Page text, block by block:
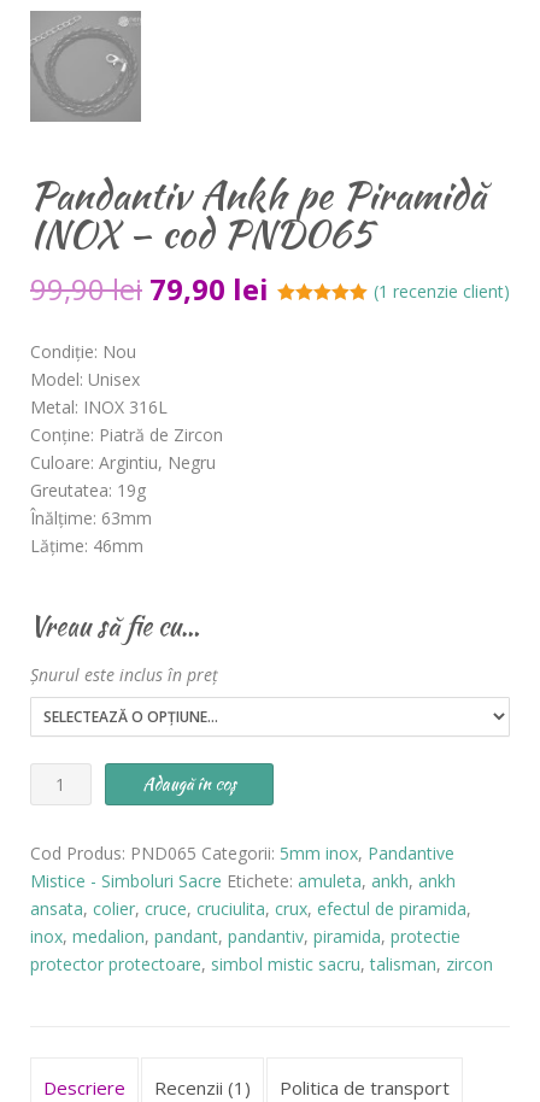
Pandantiv Ankh pe Piramidă
INOX – cod PND065
(1 recenzie client)
99,90lei 79,90 lei
Condiție: Nou
Model: Unisex
Metal: INOX 316L
Conține: Piatră de Zircon
Culoare: Argintiu, Negru
Greutatea: 19g
Înălțime: 63mm
Lățime: 46mm
Vreau să fie cu…
Șnurul este inclus în preț
Cantitate
Pandantiv
pe
Piramidă
INOX
-
cod
Adaugă în coș
Cod Produs: PND065 Categorii: 5mm inox, Pandantive
Mistice - Simboluri Sacre Etichete: amuleta, ankh, ankh
ansata, colier, cruce, cruciulita, crux, efectul de piramida,
inox, medalion, pandant, pandantiv, piramida, protectie
protector protectoare, simbol mistic sacru,talisman, zircon
Descriere Recenzii (1) Politica de transport